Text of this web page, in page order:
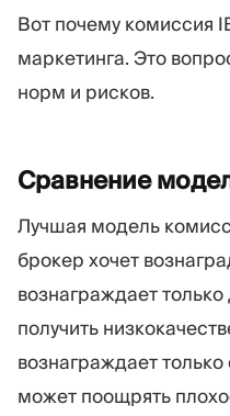
Вот почему комиссия
маркетинга. Это
норм и рисков.
Сравнение
Лучшая модель
брокер хочет
вознаграждает
получить
вознаграждает
может поощрять